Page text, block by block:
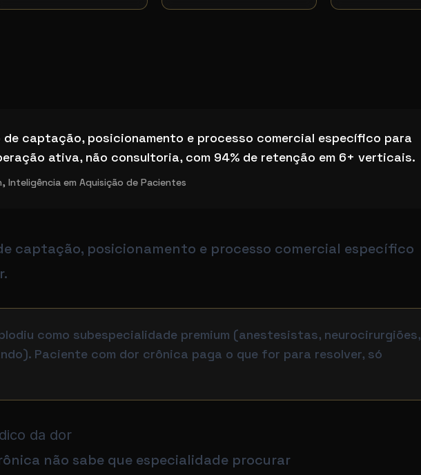
da Dor particular
captação, posicionamento e processo comercial específico para
ativa, não consultoria, com 94% de retenção em 6+ verticais.
Inteligência em Aquisição de Pacientes
captação, posicionamento e processo comercial específico
como subespecialidade premium (anestesistas, neurocirurgiões,
Paciente com dor crônica paga o que for para resolver, só
da dor
não sabe que especialidade procurar